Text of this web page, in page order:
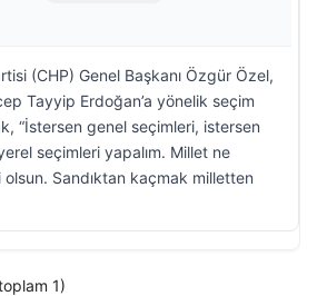
(CHP) Genel Başkanı Özgür Özel,
Tayyip Erdoğan’a yönelik seçim
“İstersen genel seçimleri, istersen
seçimleri yapalım. Millet ne
Sandıktan kaçmak milletten
1)